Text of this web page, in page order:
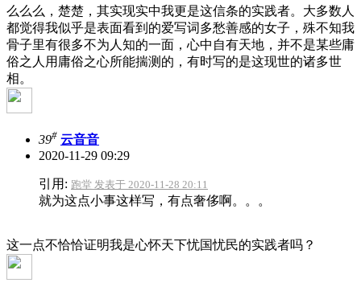
么么么，楚楚，其实现实中我更是这信条的实践者。大多数人
都觉得我似乎是表面看到的爱写词多愁善感的女子，殊不知我
骨子里有很多不为人知的一面，心中自有天地，并不是某些庸
俗之人用庸俗之心所能揣测的，有时写的是这现世的诸多世
相。
39# 云音音
2020-11-29 09:29
引用: 跑堂 发表于 2020-11-28 20:11
就为这点小事这样写，有点奢侈啊。。。
这一点不恰恰证明我是心怀天下忧国忧民的实践者吗？